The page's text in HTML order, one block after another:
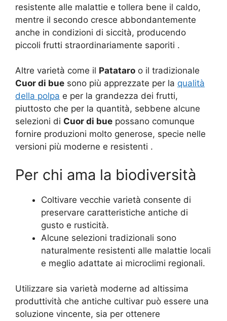
resistente alle malattie e tollera bene il caldo,
mentre il secondo cresce abbondantemente
anche in condizioni di siccità, producendo
piccoli frutti straordinariamente saporiti .
Altre varietà come il Patataro o il tradizionale
Cuor di bue sono più apprezzate per la qualità
della polpa e per la grandezza dei frutti,
piuttosto che per la quantità, sebbene alcune
selezioni di Cuor di bue possano comunque
fornire produzioni molto generose, specie nelle
versioni più moderne e resistenti .
Per chi ama la biodiversità
Coltivare vecchie varietà consente di
preservare caratteristiche antiche di
gusto e rusticità.
Alcune selezioni tradizionali sono
naturalmente resistenti alle malattie locali
e meglio adattate ai microclimi regionali.
Utilizzare sia varietà moderne ad altissima
produttività che antiche cultivar può essere una
soluzione vincente, sia per ottenere